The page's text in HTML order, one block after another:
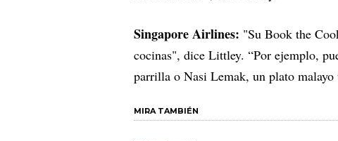
Singapore Airlines: "Su Book the
cocinas", dice Littley. “Por ejemplo,
parrilla o Nasi Lemak, un plato malayo
MIRA TAMBIÉN